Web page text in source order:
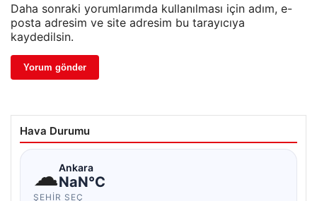
Daha sonraki yorumlarımda kullanılması için adım, e-
posta adresim ve site adresim bu tarayıcıya
kaydedilsin.
Hava Durumu
☁Ankara
NaN°C
ŞEHIR SEÇ